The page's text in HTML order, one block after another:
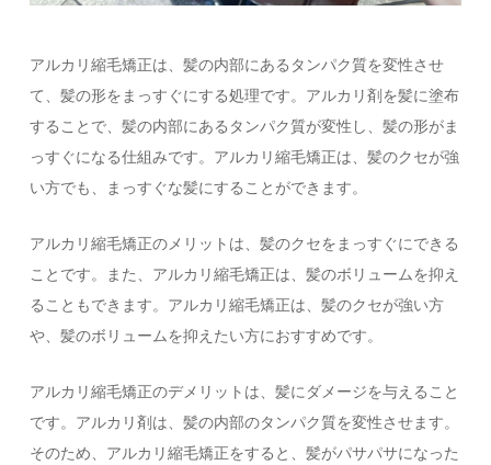
アルカリ縮毛矯正は、髪の内部にあるタンパク質を変性させ
て、髪の形をまっすぐにする処理です。アルカリ剤を髪に塗布
することで、髪の内部にあるタンパク質が変性し、髪の形がま
っすぐになる仕組みです。アルカリ縮毛矯正は、髪のクセが強
い方でも、まっすぐな髪にすることができます。
アルカリ縮毛矯正のメリットは、髪のクセをまっすぐにできる
ことです。また、アルカリ縮毛矯正は、髪のボリュームを抑え
ることもできます。アルカリ縮毛矯正は、髪のクセが強い方
や、髪のボリュームを抑えたい方におすすめです。
アルカリ縮毛矯正のデメリットは、髪にダメージを与えること
です。アルカリ剤は、髪の内部のタンパク質を変性させます。
そのため、アルカリ縮毛矯正をすると、髪がパサパサになった